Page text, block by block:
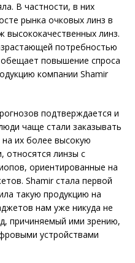
В частности, в них
рынка очковых линз в
линз.
потребностью
повышение спроса
компании Shamir
подтверждается и
чаще стали заказывать
их более высокую
относятся линзы с
ориентированные на
Shamir стала первой
такую продукцию на
нам уже никуда не
причиняемый ими зрению,
устройствами